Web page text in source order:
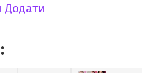
Додати